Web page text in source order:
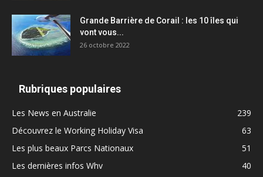
Grande Barrière de Corail : les 10 îles qui
vont vous...
26 octobre 2022
Rubriques populaires
Les News en Australie
239
Découvrez le Working Holiday Visa
63
Les plus beaux Parcs Nationaux
51
Les dernières infos Whv
40